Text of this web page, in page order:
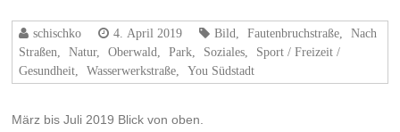
schischko 4. April 2019 Bild Fautenbruchstraße
Nach
Straßen
Natur, Oberwald Park Soziales
Sport / Freizeit /
Gesundheit
Wasserwerkstraße You Südstadt
März bis Juli 2019 Blick von oben.